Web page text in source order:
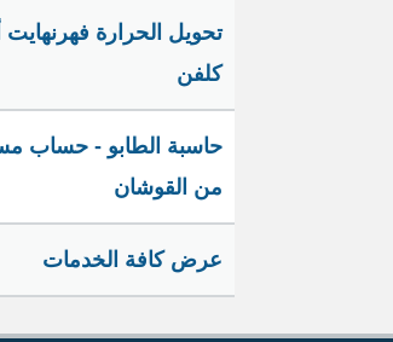
تحويل الحرارة فهرنهايت
كلفن
حاسبة الطابو - حساب
من القوشان
عرض كافة الخدمات